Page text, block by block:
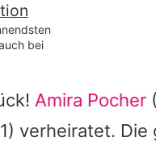
bei
Amira Pocher
verheiratet. Die